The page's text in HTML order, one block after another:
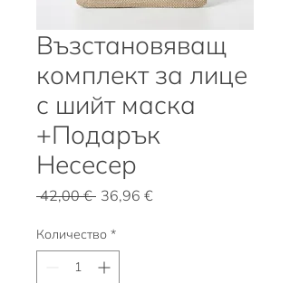
Възстановяващ
комплект за лице
с шийт маска
+Подарък
Несесер
42,00 € Редовна
36,96 €Продажна
Количество *